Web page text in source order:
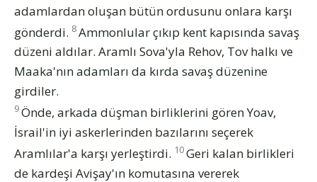
adamlardan oluşan bütün ordusunu onlara karşı
gönderdi. 8Ammonlular çıkıp kent kapısında savaş
düzeni aldılar. Aramlı Sova'yla Rehov, Tov halkı ve
Maaka'nın adamları da kırda savaş düzenine
girdiler.
9Önde, arkada düşman birliklerini gören Yoav,
İsrail'in iyi askerlerinden bazılarını seçerek
Aramlılar'a karşı yerleştirdi. 10Geri kalan birlikleri
de kardeşi Avişay'ın komutasına vererek